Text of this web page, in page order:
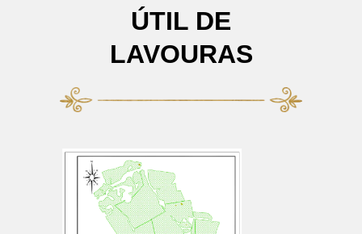
ÚTIL DE
LAVOURAS